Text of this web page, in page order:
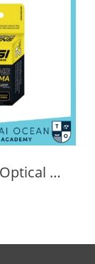
Cressi Prisma Optical Correction Lens (Positive & Negative)